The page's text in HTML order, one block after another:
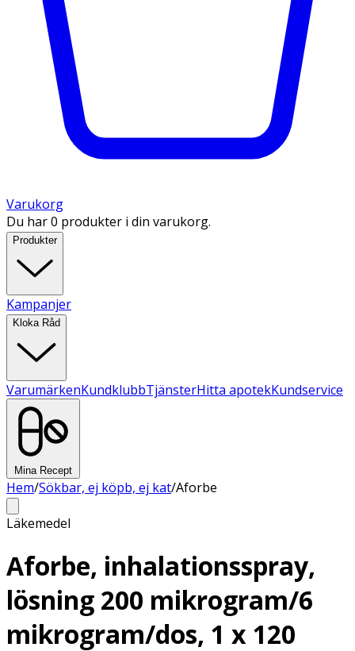
Varukorg
Du har 0 produkter i din varukorg.
Produkter
Kampanjer
Kloka Råd
VarumärkenKundklubbTjänsterHitta apotekKundservice
Mina Recept
Hem/Sökbar, ej köpb, ej kat/Aforbe
Läkemedel
Aforbe, inhalationsspray,
lösning 200 mikrogram/6
mikrogram/dos, 1 x 120